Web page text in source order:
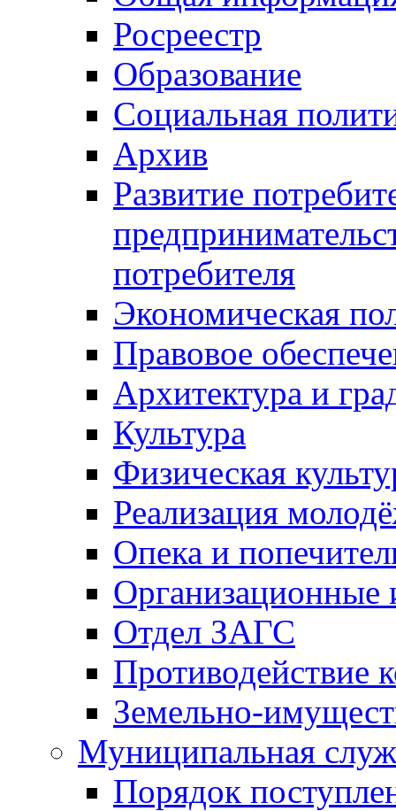
Росреестр
Образование
Социальная
Архив
Развитие
потребителя
Экономическая
Правовое
Архитектура и
Культура
Физическая
Реализация
Опека и
Отдел ЗАГС
Противодействие
Земельно-
Муниципальная
Порядок